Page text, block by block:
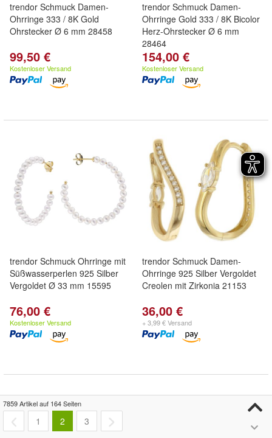
trendor Schmuck Damen-
Ohrringe 333 / 8K Gold
Ohrstecker Ø 6 mm 28458
99,50 €
Kostenloser Versand
trendor Schmuck Damen-
Ohrringe Gold 333 / 8K Bicolor
Herz-Ohrstecker Ø 6 mm
28464
154,00 €
Kostenloser Versand
trendor Schmuck Ohrringe mit
Süßwasserperlen 925 Silber
Vergoldet Ø 33 mm 15595
76,00 €
Kostenloser Versand
trendor Schmuck Damen-
Ohrringe 925 Silber Vergoldet
Creolen mit Zirkonia 21153
36,00 €
+ 3,99 € Versand
7859 Artikel auf 164 Seiten
1 2 3